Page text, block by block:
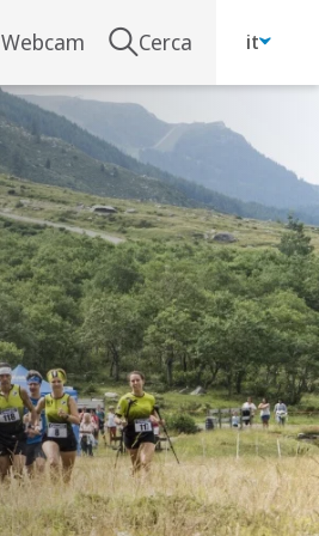
Webcam Cerca it